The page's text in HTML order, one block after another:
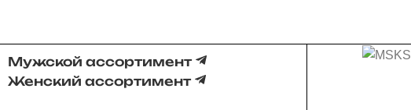
Мужской ассортимент
Женский ассортимент